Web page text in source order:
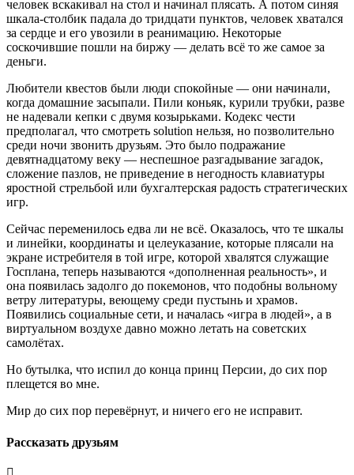
человек вскакивал на стол и начинал плясать. А потом синяя
шкала-столбик падала до тридцати пунктов, человек хватался
за сердце и его увозили в реанимацию. Некоторые
соскочившие пошли на биржу — делать всё то же самое за
деньги.
Любители квестов были люди спокойные — они начинали,
когда домашние засыпали. Пили коньяк, курили трубки, разве
не надевали кепки с двумя козырьками. Кодекс чести
предполагал, что смотреть solution нельзя, но позволительно
среди ночи звонить друзьям. Это было подражание
девятнадцатому веку — неспешное разгадывание загадок,
сложение пазлов, не приведение в негодность клавиатуры
яростной стрельбой или бухгалтерская радость стратегических
игр.
Сейчас переменилось едва ли не всё. Оказалось, что те шкалы
и линейки, координаты и целеуказание, которые плясали на
экране истребителя в той игре, которой хвалятся служащие
Госплана, теперь называются «дополненная реальность», и
она появилась задолго до покемонов, что подобны вольному
ветру литературы, веющему среди пустынь и храмов.
Появились социальные сети, и началась «игра в людей», а в
виртуальном воздухе давно можно летать на советских
самолётах.
Но бутылка, что испил до конца принц Персии, до сих пор
плещется во мне.
Мир до сих пор перевёрнут, и ничего его не исправит.
Рассказать друзьям